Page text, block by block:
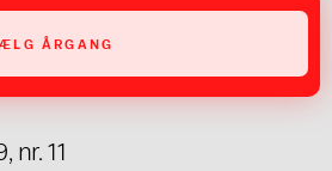
ÅRGANG
nr. 11